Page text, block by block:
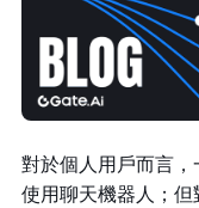
對於個人用戶而言
使用聊天機器人；